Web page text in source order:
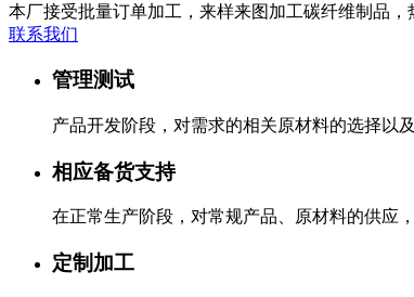
本厂接受批量订单加工，来样来图加工碳纤维制品
联系我们
管理测试
产品开发阶段，对需求的相关原材料的选择以
相应备货支持
在正常生产阶段，对常规产品、原材料的供应
定制加工